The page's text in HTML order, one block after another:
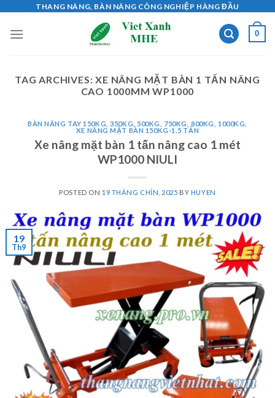
content
THANG NÂNG, BÀN NÂNG CÔNG NGHIỆP HÀNG ĐẦU
0
TAG ARCHIVES:XE NÂNG MẶT BÀN 1 TẤN NÂNG
CAO 1000MM WP1000
BÀN NÂNG TAY 150KG, 350KG, 500KG, 750KG, 800KG, 1000KG
XE NÂNG MẶT BÀN 150KG-1.5 TẤN
Xe nâng mặt bàn 1 tấn nâng cao 1 mét
WP1000 NIULI
POSTED ON 19 THÁNG CHÍN, 2025 BY HUYEN
19
Th9